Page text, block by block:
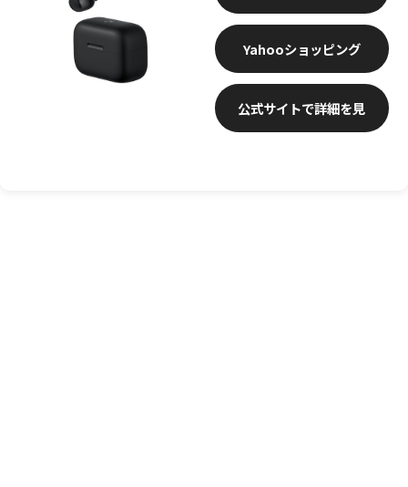
Yahooショッピング
公式サイトで詳細を見